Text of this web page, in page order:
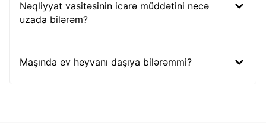
Nəqliyyat vasitəsinin icarə müddətini necə
uzada bilərəm?
Maşında ev heyvanı daşıya bilərəmmi?